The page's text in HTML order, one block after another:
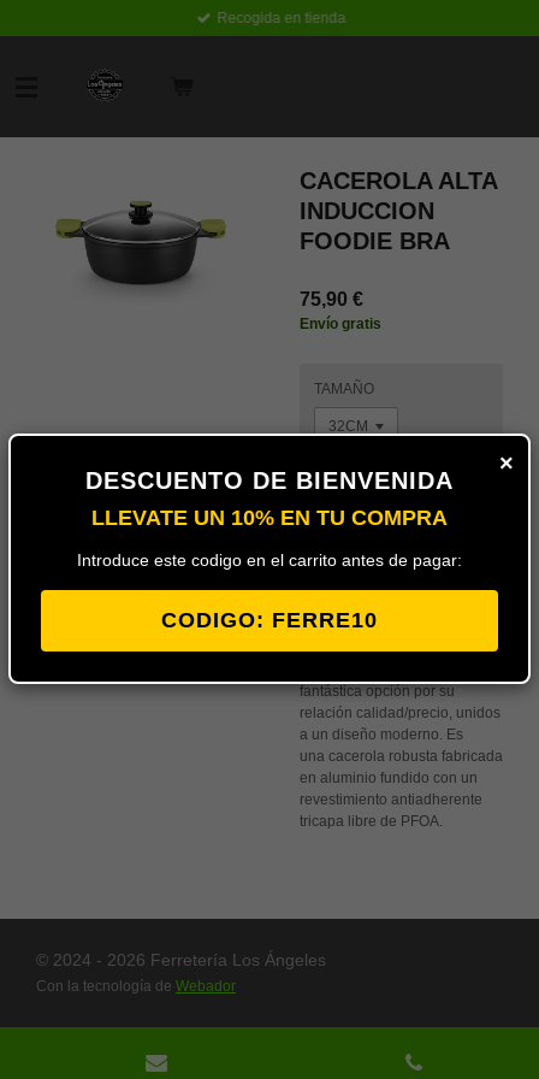
Recogida en tienda
CACEROLA ALTA
INDUCCION
FOODIE BRA
75,90 €
Envío gratis
TAMAÑO
Añadir
carrito
La cacerola alta Foodie es
fantástica opción por su
relación calidad/precio, unidos
a un diseño moderno. Es
una cacerola robusta fabricada
en aluminio fundido con un
revestimiento antiadherente
tricapa libre de PFOA.
© 2024 - 2026 Ferretería Los Ángeles
Con la tecnología de Webador
×
DESCUENTO DE BIENVENIDA
LLEVATE UN 10% EN TU COMPRA
Introduce este codigo en el carrito antes de pagar:
CODIGO: FERRE10